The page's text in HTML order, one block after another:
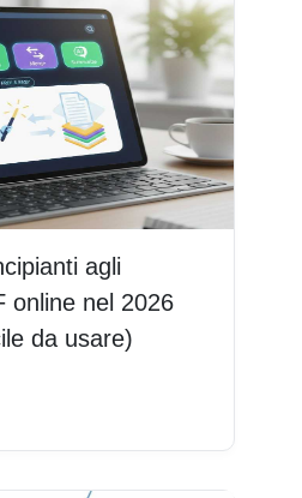
agli
online nel 2026
da usare)